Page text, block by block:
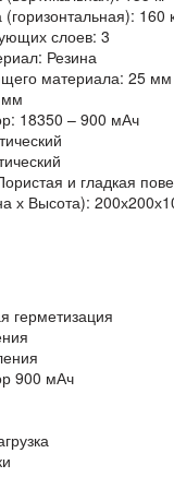
160
слоев: 3
Резина
материала: 25 мм
мм
18350 – 900 мАч
и гладкая
х Высота):
герметизация
900 мАч